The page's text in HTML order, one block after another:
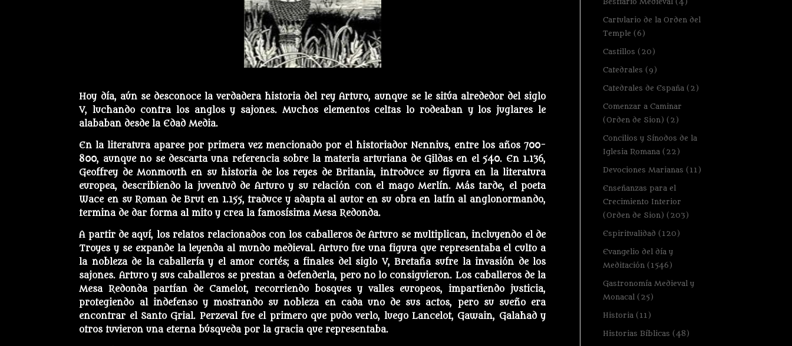
Hoy día, aún se desconoce la verdadera historia del rey Arturo, aunque se le sitúa alrededor del siglo
V, luchando contra los anglos y sajones. Muchos elementos celtas lo rodeaban y los juglares le
alababan desde la Edad Media.
En la literatura aparee por primera vez mencionado por el historiador Nennius, entre los años 700-
800, aunque no se descarta una referencia sobre la materia arturiana de Gildas en el 540. En 1.136,
Geoffrey de Monmouth en su historia de los reyes de Britania, introduce su figura en la literatura
europea, describiendo la juventud de Arturo y su relación con el mago Merlín. Más tarde, el poeta
Wace en su Roman de Brut en 1.155, traduce y adapta al autor en su obra en latín al anglonormando,
termina de dar forma al mito y crea la famosísima Mesa Redonda.
A partir de aquí, los relatos relacionados con los caballeros de Arturo se multiplican, incluyendo el de
Troyes y se expande la leyenda al mundo medieval. Arturo fue una figura que representaba el culto a
la nobleza de la caballería y el amor cortés; a finales del siglo V, Bretaña sufre la invasión de los
sajones. Arturo y sus caballeros se prestan a defenderla, pero no lo consiguieron. Los caballeros de la
Mesa Redonda partían de Camelot, recorriendo bosques y valles europeos, impartiendo justicia,
protegiendo al indefenso y mostrando su nobleza en cada uno de sus actos, pero su sueño era
encontrar el Santo Grial. Perzeval fue el primero que pudo verlo, luego Lancelot, Gawain, Galahad y
otros tuvieron una eterna búsqueda por la gracia que representaba.
Cartulario de la Orden del
Temple (6)
Castillos (20)
Catedrales (9)
Catedrales de España (2)
Comenzar a Caminar
(Orden de Sion) (2)
Concilios y Sínodos de la
Iglesia Romana (22)
Devociones Marianas (11)
Enseñanzas para el
Crecimiento Interior
(Orden de Sion) (203)
Espiritualidad (120)
Evangelio del día y
Meditación (1546)
Gastronomía Medieval y
Monacal (25)
Historia (11)
Historias Bíblicas (48)